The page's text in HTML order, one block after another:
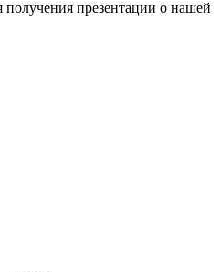
презентации о нашей